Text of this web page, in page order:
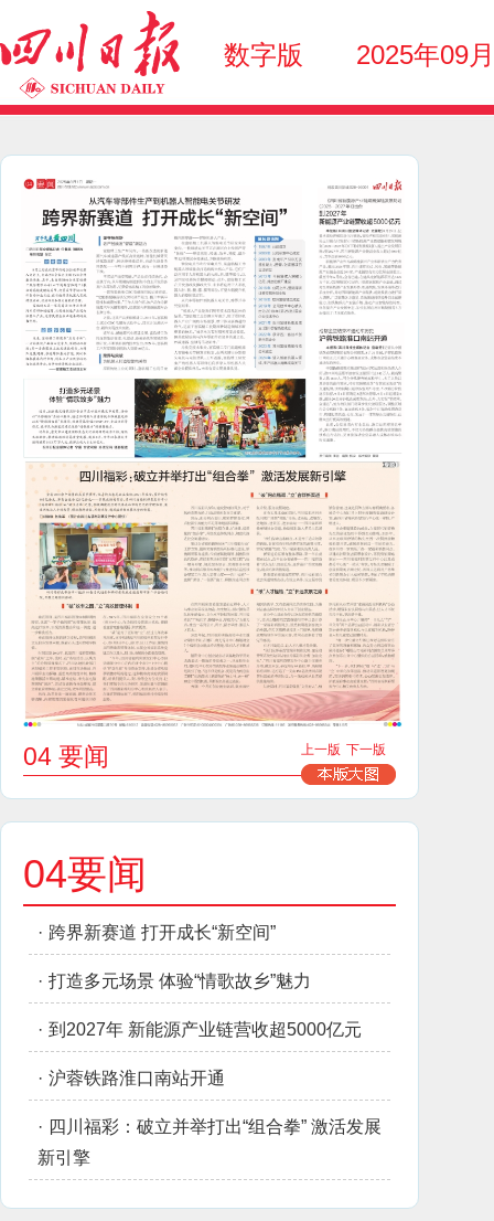
数字版 2025年09
04 要闻 上一版 下一版
04要闻
· 跨界新赛道 打开成长“新空间”
· 打造多元场景 体验“情歌故乡”魅力
· 到2027年 新能源产业链营收超5000亿元
· 沪蓉铁路淮口南站开通
· 四川福彩：破立并举打出“组合拳” 激活发展
新引擎